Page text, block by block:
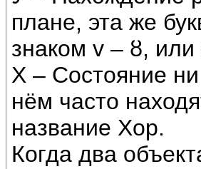
плане, эта же
знаком v – ȣ,
Х – Состояние
нём часто
название Хор.
Когда два